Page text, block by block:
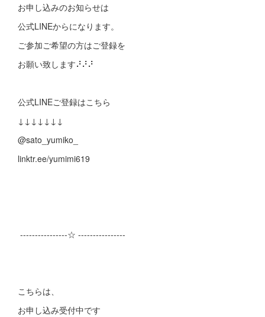
お申し込みのお知らせは
公式LINEからになります。
ご参加ご希望の方はご登録を
お願い致します⠜⠜⠜
公式LINEご登録はこちら
↓↓↓↓↓↓↓
@sato_yumiko_
linktr.ee/yumimi619
----------------☆ ----------------
こちらは、
お申し込み受付中です